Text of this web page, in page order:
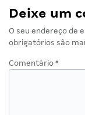
Deixe um
O seu endereço de
obrigatórios são
Comentário *